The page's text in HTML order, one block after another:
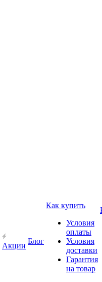
Акции
Блог
Как купить
Условия
оплаты
Условия
доставки
Гарантия
на товар